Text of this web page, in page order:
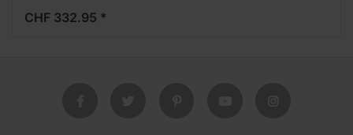
CHF 332.95 *